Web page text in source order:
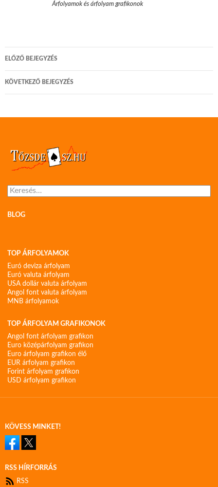
Árfolyamok és árfolyam grafikonok
Bejegyzés
navigáció
ELŐZŐ BEJEGYZÉS
KÖVETKEZŐ BEJEGYZÉS
Keresés:
BLOG
TOP ÁRFOLYAMOK
Euró deviza árfolyam
Euró valuta árfolyam
USA dollár valuta árfolyam
Angol font valuta árfolyam
MNB árfolyamok
TOP ÁRFOLYAM GRAFIKONOK
Angol font árfolyam grafikon
Euro középárfolyam grafikon
Euro árfolyam grafikon élő
EUR árfolyam grafikon
Forint árfolyam grafikon
USD árfolyam grafikon
KÖVESS MINKET!
RSS HÍRFORRÁS
RSS